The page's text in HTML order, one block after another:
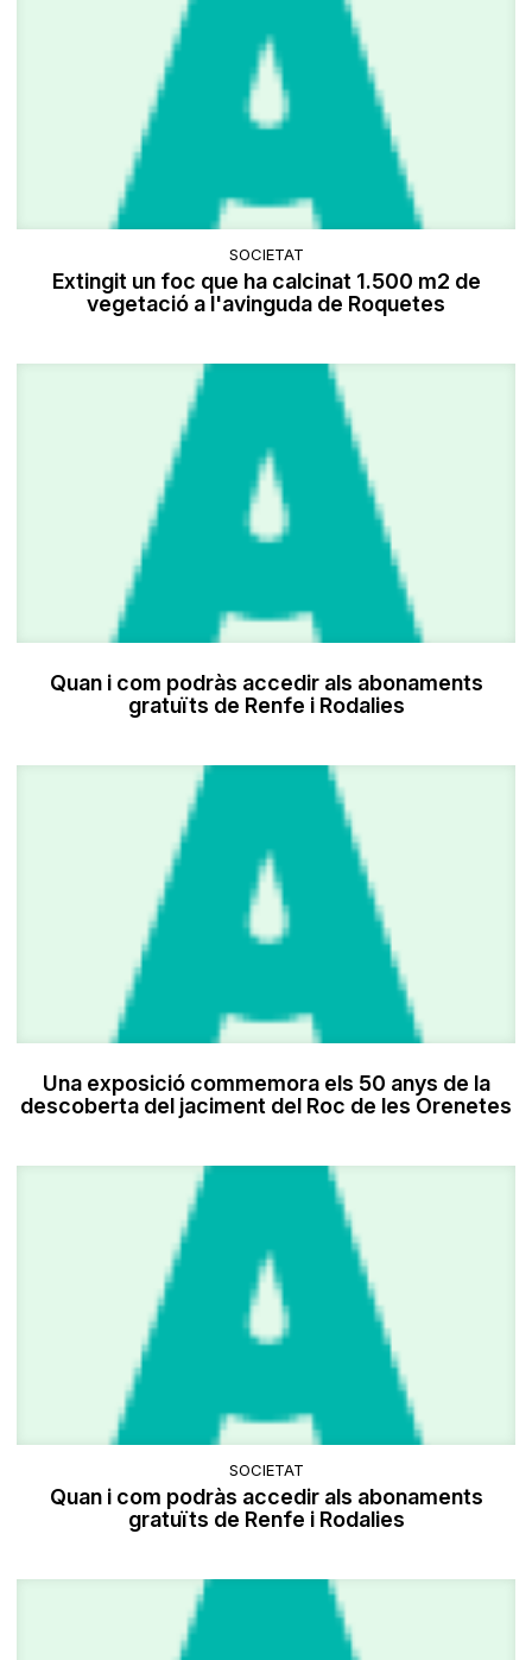
SOCIETAT
Extingit un foc que ha calcinat 1.500 m2 de
vegetació a l'avinguda de Roquetes
Quan i com podràs accedir als abonaments
gratuïts de Renfe i Rodalies
Una exposició commemora els 50 anys de la
descoberta del jaciment del Roc de les Orenetes
SOCIETAT
Quan i com podràs accedir als abonaments
gratuïts de Renfe i Rodalies